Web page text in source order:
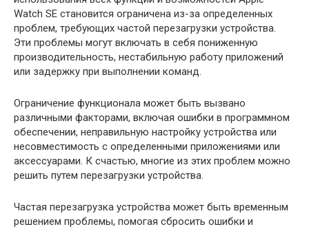
Watch SE становится ограничена из-за определенных
проблем, требующих частой перезагрузки устройства.
Эти проблемы могут включать в себя пониженную
производительность, нестабильную работу приложений
или задержку при выполнении команд.
Ограничение функционала может быть вызвано
различными факторами, включая ошибки в программном
обеспечении, неправильную настройку устройства или
несовместимость с определенными приложениями или
аксессуарами. К счастью, многие из этих проблем можно
решить путем перезагрузки устройства.
Частая перезагрузка устройства может быть временным
решением проблемы, помогая сбросить ошибки и